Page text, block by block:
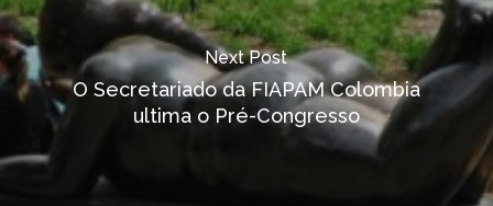
Next Post
O Secretariado da FIAPAM Colombia
ultima o Pré-Congresso